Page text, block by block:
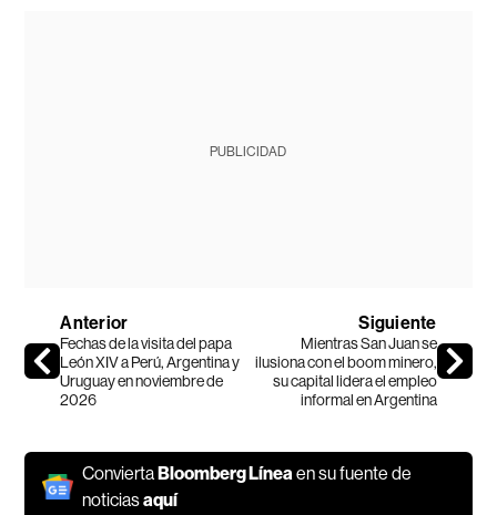
PUBLICIDAD
Anterior
Fechas de la visita del papa
León XIV a Perú, Argentina y
Uruguay en noviembre de
2026
Siguiente
Mientras San Juan se
ilusiona con el boom minero,
su capital lidera el empleo
informal en Argentina
ConviertaBloomberg Líneaen su fuente de
noticiasaquí